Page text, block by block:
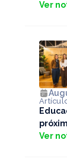
Ver
Ver